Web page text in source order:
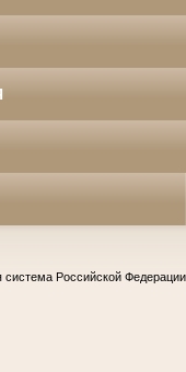
система Российской